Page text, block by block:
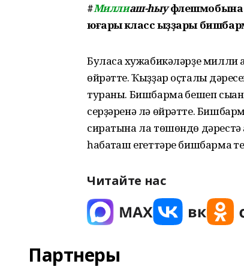
#Миллиаш-һыуфлешмобына
юғары класс ҡыҙҙары
Буласаҡ хужабикәләрҙе
өйрәтте. Ҡыҙҙар оҫталыҡ
тураны. Бишбармаҡ бешеп
серҙәренә лә өйрәтте.
сиратына ла төшөндө
һабаҡташ егеттәре бишбармаҡ
Читайте нас
Партнеры